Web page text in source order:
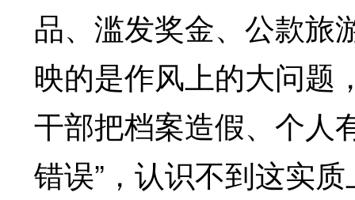
品、滥发奖金、公款旅
映的是作风上的大问题
干部把档案造假、个人
错误”，认识不到这实